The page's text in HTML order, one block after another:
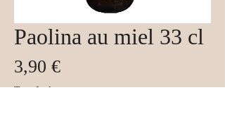
Paolina au miel 33 cl
3,90 €Prix
Taxe Incluse